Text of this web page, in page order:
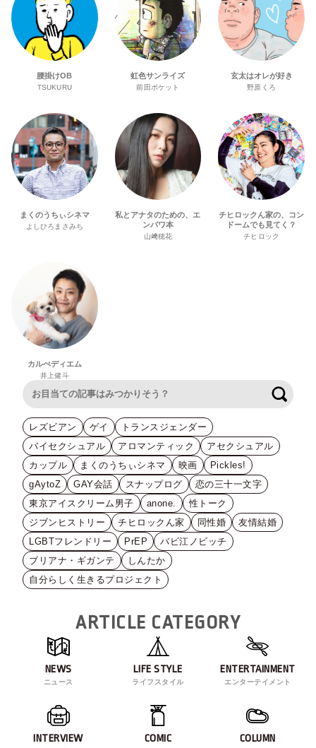
腰掛けOB
TSUKURU
虹色サンライズ
前田ポケット
玄太はオレが好き
野原くろ
まくのうちぃシネマ
よしひろまさみち
私とアナタのための、エ
ンパワ本
山﨑穂花
チヒロックん家の、コン
ドームでも見てく？
チヒロック
カルぺディエム
井上健斗
レズビアン ゲイ
トランスジェンダー
バイセクシュアル
アロマンティック
アセクシュアル
カップル
まくのうちぃシネマ 映画
Pickles!
gAytoZ
GAY会話 スナップログ
恋の三十一文字
東京アイスクリーム男子
anone.
性トーク
ジブンヒストリー
チヒロックん家 同性婚
友情結婚
LGBTフレンドリー
PrEP
バビ江ノビッチ
ブリアナ・ギガンテ
しんたか
自分らしく生きるプロジェクト
ARTICLE CATEGORY
NEWS
ニュース
LIFE STYLE
ライフスタイル
ENTERTAINMENT
エンターテイメント
INTERVIEW COMIC COLUMN